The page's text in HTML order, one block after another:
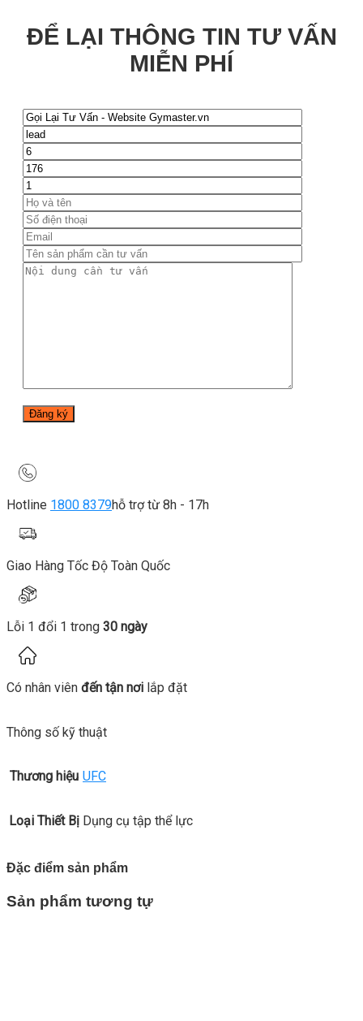
ĐỂ LẠI THÔNG TIN TƯ VẤN
MIỄN PHÍ
Hotline 1800 8379hỗ trợ từ 8h - 17h
Giao Hàng Tốc Độ Toàn Quốc
Lỗi 1 đổi 1 trong 30 ngày
Có nhân viên đến tận nơi lắp đặt
Thông số kỹ thuật
Thương hiệu UFC
Loại Thiết Bị Dụng cụ tập thể lực
Đặc điểm sản phẩm
Sản phẩm tương tự